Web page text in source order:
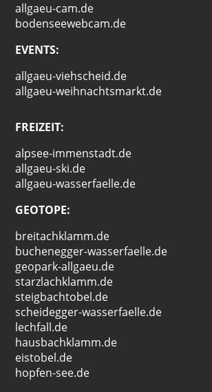
allgaeu-cam.de
bodenseewebcam.de
EVENTS:
allgaeu-viehscheid.de
allgaeu-weihnachtsmarkt.de
FREIZEIT:
alpsee-immenstadt.de
allgaeu-ski.de
allgaeu-wasserfaelle.de
GEOTOPE:
breitachklamm.de
buchenegger-wasserfaelle.de
geopark-allgaeu.de
starzlachklamm.de
steigbachtobel.de
scheidegger-wasserfaelle.de
lechfall.de
hausbachklamm.de
eistobel.de
hopfen-see.de